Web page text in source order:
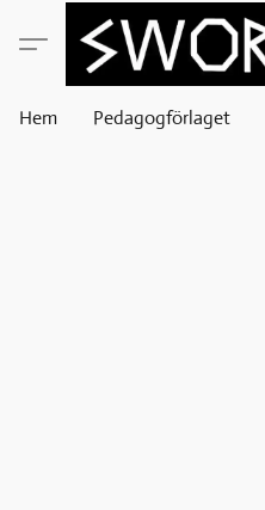
Hem Pedagogförlaget